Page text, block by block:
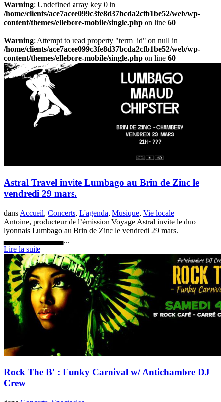
Warning: Undefined array key 0 in
/home/clients/ace7acee099c3fe8d37bcda2cfb1be52/web/wp-
content/themes/ellebore-mobile/single.php on line 60
Warning: Attempt to read property "term_id" on null in
/home/clients/ace7acee099c3fe8d37bcda2cfb1be52/web/wp-
content/themes/ellebore-mobile/single.php on line 60
Astral Travel invite Lumbago au Brin de Zinc le
vendredi 29 mars.
dans Accueil, Concerts, L'agenda, Musique, Vie locale
Antoine, producteur de l’émission Voyage Astral invite le duo
lyonnais Lumbago au Brin de Zinc le vendredi 29 mars.
▃▃▃▃▃▃▃▃▃▃...
Lire la suite
Rock The B' : Funky Carnival w/ Antichambre DJ
Crew